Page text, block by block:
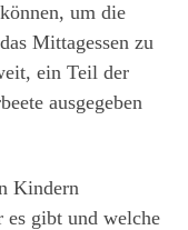
um die
Mittagessen zu
ein Teil der
ausgegeben
Kindern
es gibt und welche